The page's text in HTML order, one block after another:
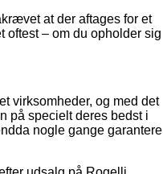
at der aftages for et
– om du opholder sig
virksomheder, og med det
på specielt deres bedst i
nogle gange garantere